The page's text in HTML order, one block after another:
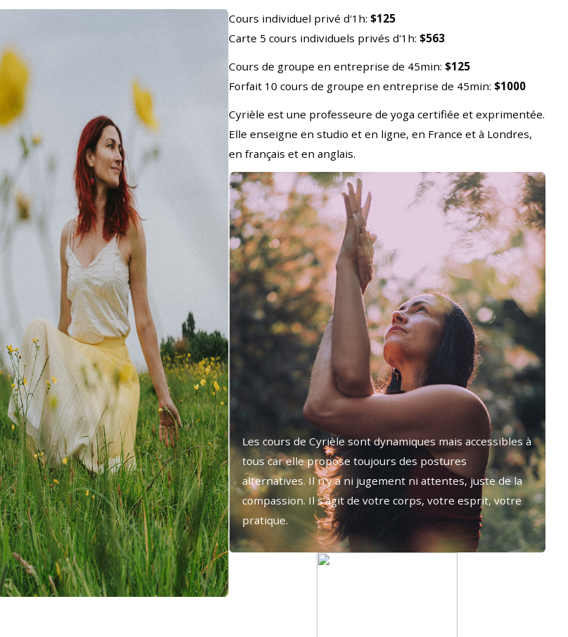
Cours individuel privé d'1h: $125
Carte 5 cours individuels privés d'1h: $563
Cours de groupe en entreprise de 45min: $125
Forfait 10 cours de groupe en entreprise de 45min: $1000
Cyrièle est une professeure de yoga certifiée et exprimentée.
Elle enseigne en studio et en ligne, en France et à Londres,
en français et en anglais.
Les cours de Cyrièle sont dynamiques mais accessibles à
tous car elle propose toujours des postures
alternatives. Il n'y a ni jugement ni attentes, juste de la
compassion. Il s'agit de votre corps, votre esprit, votre
pratique.